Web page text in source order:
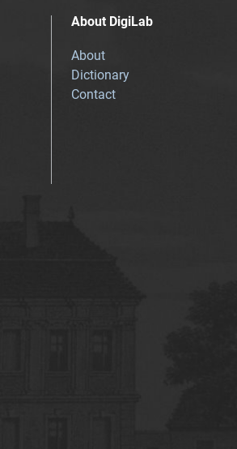
About DigiLab
About
Dictionary
Contact